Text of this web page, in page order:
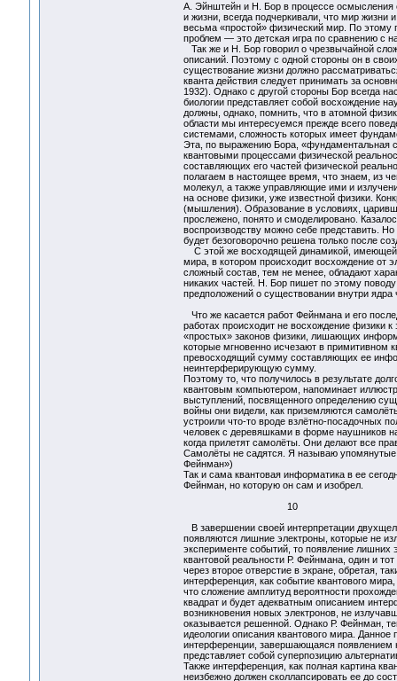
А. Эйнштейн и Н. Бор в процессе
и жизни, всегда подчеркивали, что мир
весьма «простой» физический мир. По
проблем — это детская игра по сравнению с
Так же и Н. Бор говорил о чрезвычайной
описаний. Поэтому с одной стороны он в
существование жизни должно
кванта действия следует принимать за
1932). Однако с другой стороны Бор всегда
биологии представляет собой восхождение
должны, однако, помнить, что в атомной
области мы интересуемся прежде всего
системами, сложность которых имеет
Эта, по выражению Бора, «фундаментальная
квантовыми процессами физической
составляющих его частей физической
полагаем в настоящее время, что знаем, из
молекул, а также управляющие ими и
на основе физики, уже известной физики.
(мышления). Образование в условиях,
прослежено, понято и смоделировано.
воспроизводству можно себе представить.
будет безоговорочно решена только после
С этой же восходящей динамикой, имеющей
мира, в котором происходит восхождение от
сложный состав, тем не менее, обладают
никаких частей. Н. Бор пишет по этому
предположений о существовании внутри
Что же касается работ Фейнмана и его
работах происходит не восхождение физики
«простых» законов физики, лишающих
которые мгновенно исчезают в
превосходящий сумму составляющих ее
неинтерферирующую сумму.
Поэтому то, что получилось в результате
квантовым компьютером, напоминает
выступлений, посвященного определению
войны они видели, как приземляются
устроили что-то вроде взлётно-посадочных
человек с деревяшками в форме наушников
когда прилетят самолёты. Они делают все
Самолёты не садятся. Я называю
Фейнман»)
Так и сама квантовая информатика в ее
Фейнман, но которую он сам и изобрел.
10
В завершении своей интерпретации
появляются лишние электроны, которые не
эксперименте событий, то появление
квантовой реальности Р. Фейнмана, один и
через второе отверстие в экране, обретая,
интерференция, как событие квантового
что сложение амплитуд вероятности
квадрат и будет адекватным описанием
возникновения новых электронов, не
оказывается решенной. Однако Р. Фейнман,
идеологии описания квантового мира.
интерференции, завершающаяся появлением
представляет собой суперпозицию
Также интерференция, как полная картина
неизбежно должен сколлапсировать ее до